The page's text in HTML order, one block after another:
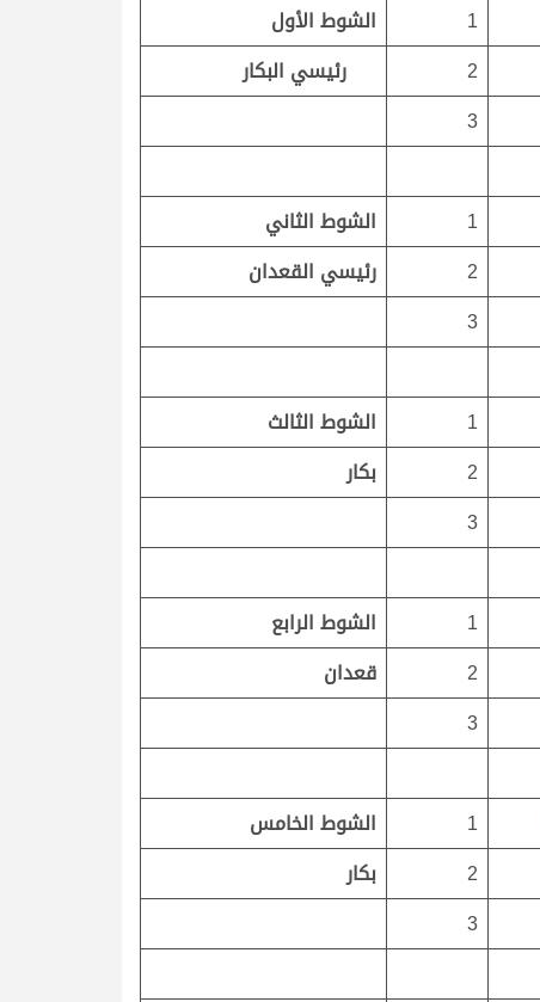
1
الشوط الأول
2
رئيسي البكار
3
1
الشوط الثاني
2
رئيسي القعدان
3
1
الشوط الثالث
2
بكار
3
1
الشوط الرابع
2
قعدان
3
1
الشوط الخامس
2
بكار
3